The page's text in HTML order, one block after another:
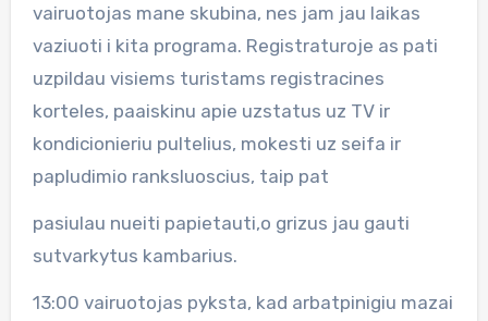
vairuotojas mane skubina, nes jam jau laikas
vaziuoti i kita programa. Registraturoje as pati
uzpildau visiems turistams registracines
korteles, paaiskinu apie uzstatus uz TV ir
kondicionieriu pultelius, mokesti uz seifa ir
papludimio ranksluoscius, taip pat
pasiulau nueiti papietauti,o grizus jau gauti
sutvarkytus kambarius.
13:00 vairuotojas pyksta, kad arbatpinigiu mazai